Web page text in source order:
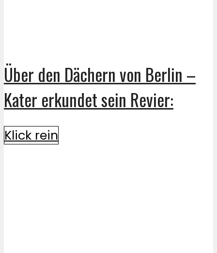
Über den Dächern von Berlin –
Kater erkundet sein Revier:
Klick rein